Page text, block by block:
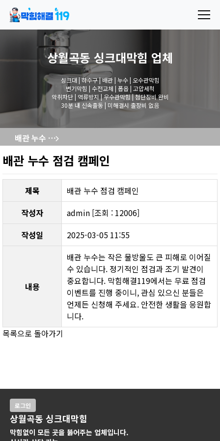
상월곡동 싱크대막힘 업체
싱크대 | 하수구 | 배관 | 누수 | 오수관막힘
변기막힘 | 수전교체 | 폽옵 | 고압세척
악취차단 | 역류방지 | 우수관막힘 | 첨단장비 완비
30분 내 신속출동 | 미해결시 출장비 없음
배관 누수 점검 캠페인
배관 누수 점검 캠페인
제목
배관 누수 점검 캠페인
작성자
admin [조회 : 12006]
작성일
2025-03-05 11:55
내용
배관 누수는 작은 물방울도 큰 피해로 이어질
수 있습니다. 정기적인 점검과 조기 발견이
중요합니다. 막힘해결119에서는 무료 점검
이벤트를 진행 중이니, 관심 있으신 분들은
언제든 신청해 주세요. 안전한 생활을 응원합
니다.
목록으로 돌아가기
로그인
상월곡동 싱크대막힘
막힘없이 모든 곳을 뚫어주는 업체입니다.